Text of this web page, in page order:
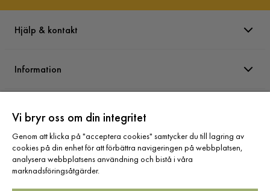
Hjälp & kontakt
Information
Sortiment
Vi bryr oss om din integritet
Genom att klicka på "acceptera cookies" samtycker du till lagring av
cookies på din enhet för att förbättra navigeringen på webbplatsen,
analysera webbplatsens användning och bistå i våra
marknadsföringsåtgärder.